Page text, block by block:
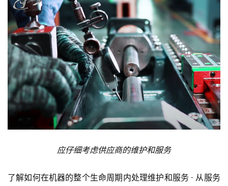
应仔细考虑供应商的维护和服务
了解如何在机器的整个生命周期内处理维护和服务 - 从服务